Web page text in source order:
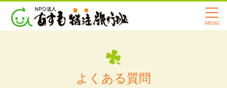
あすもで冠婚葬祭・墓参り
あすもで転院・引っ越し・一
時帰宅
付・支援のお願いよくある質問